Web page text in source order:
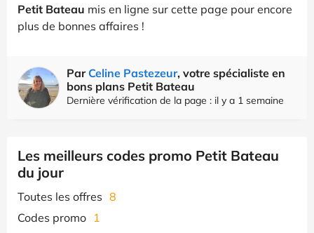
Petit Bateau mis en ligne sur cette page pour encore
plus de bonnes affaires !
Par Celine Pastezeur, votre spécialiste en
bons plans Petit Bateau
Dernière vérification de la page : il y a 1 semaine
Les meilleurs codes promo Petit Bateau
du jour
Toutes les offres 8
Codes promo 1